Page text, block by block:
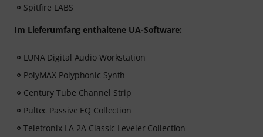
Spitfire LABS
Im Lieferumfang enthaltene UA-Software:
LUNA Digital Audio Workstation
PolyMAX Polyphonic Synth
Century Tube Channel Strip
Pultec Passive EQ Collection
Teletronix LA-2A Classic Leveler Collection